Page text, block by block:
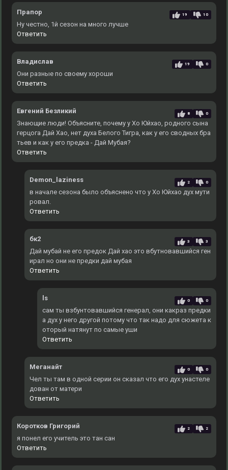
Прапор 19 10
Ну честно, 1й сезон на много лучше
Ответить
Владислав 19 0
Они разные по своему хороши
Ответить
Евгений Безликий 8 0
Знающие люди! Объясните, почему у Хо Юйхао, родного сына
герцога Дай Хао, нет духа Белого Тигра, как у его сводных бра
тьев и как у его предка - Дай Мубая?
Ответить
Demon_laziness 2 0
в начале сезона было объяснено что у Хо Юйхао дух мути
ровал.
Ответить
бк2 3 3
Дай мубай не его предок Дай хао это вбутновавшийся ген
ирал но они не предки дай мубая
Ответить
ls 0 0
сам ты взбунтовавшийся генерал, они какраз предки
а дух у него другой потому что так надо для сюжета к
оторый натянут по самые уши
Ответить
Меганайт 0 0
Чел ты там в одной серии он сказал что его дух унастеле
дован от матери
Ответить
Коротков Григорий 2 2
я понел его учитель это тан сан
Ответить